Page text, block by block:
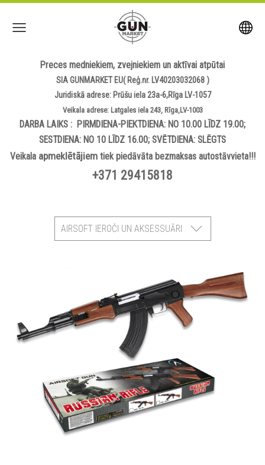
Preces medniekiem, zvejniekiem un aktīvai atpūtai
SIA GUNMARKET EU( Reģ.nr. LV40203032068 )
Juridiskā adrese: Prūšu iela 23a-6,Rīga LV-1057
Veikala adrese: Latgales iela 243, Rīga,LV-1003
DARBA LAIKS : PIRMDIENA-PIEKTDIENA: NO 10.00 LĪDZ 19.00;
SESTDIENA: NO 10 LĪDZ 16.00; SVĒTDIENA: SLĒGTS
Veikala apmeklētājiemtiek piedāvāta bezmaksas autostāvvieta!!!
+371 29415818
AIRSOFT IEROČI UN AKSESSUĀRI